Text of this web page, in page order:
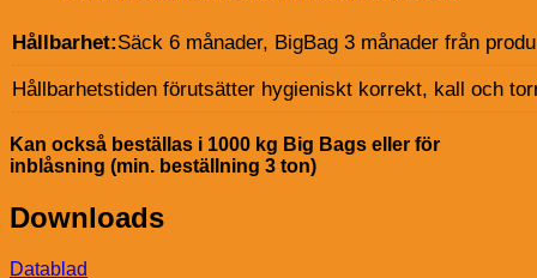
Hållbarhet:Säck 6 månader, BigBag 3 månader från
Hållbarhetstiden förutsätter hygieniskt korrekt, kall och
Kan också beställas i 1000 kg Big Bags eller för
inblåsning (min. beställning 3 ton)
Downloads
Datablad